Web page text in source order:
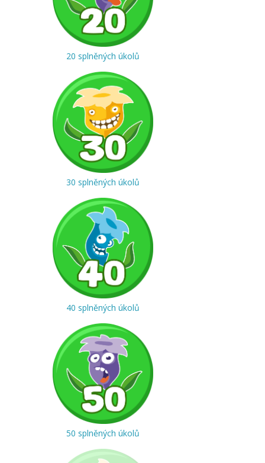
20 splněných úkolů
30 splněných úkolů
40 splněných úkolů
50 splněných úkolů